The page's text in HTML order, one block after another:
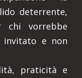
deterrente,
chi vorrebbe
invitato e non
praticità e